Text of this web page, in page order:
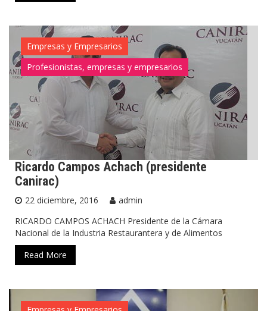
Empresas y Empresarios
Profesionistas, empresas y empresarios
Ricardo Campos Achach (presidente
Canirac)
22 diciembre, 2016
admin
RICARDO CAMPOS ACHACH Presidente de la Cámara
Nacional de la Industria Restaurantera y de Alimentos
Read More